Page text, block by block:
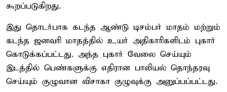
கூறப்படுகிறது.
இது தொடர்பாக கடந்த ஆண்டு டிசம்பர் மாதம் மற்றும்
கடந்த ஜனவரி மாதத்தில் உயர் அதிகாரிகளிடம் புகார்
கொடுக்கப்பட்டது. அந்த புகார் வேலை செய்யும்
இடத்தில் பெண்களுக்கு எதிரான பாலியல் தொந்தரவு
செய்யும் குழுவான விசாகா குழுவுக்கு அனுப்பப்பட்டது.